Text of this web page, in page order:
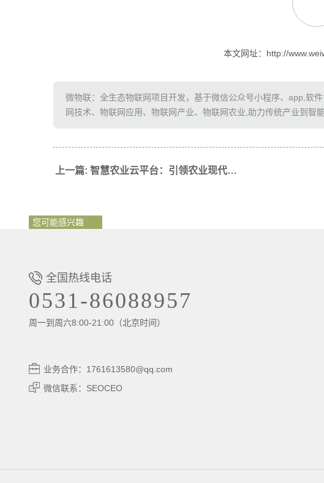
本文网址：http://
微物联：全生态物联网项目开发，基于微信公众号小程序、app,软
网技术、物联网应用、物联网产业、物联网农业,助力传统产业到智
上一篇: 智慧农业云平台：引领农业现代化新篇章
您可能感兴趣
全国热线电话
0531-86088957
周一到周六8:00-21:00（北京时间）
业务合作：1761613580@qq.com
微信联系：SEOCEO